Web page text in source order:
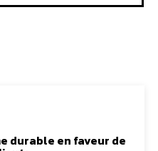
durable en faveur de